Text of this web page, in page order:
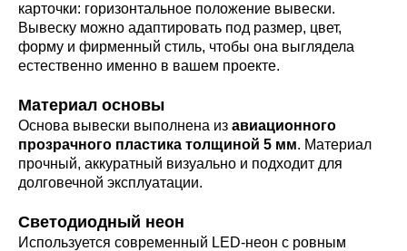
карточки: горизонтальное положение вывески.
Вывеску можно адаптировать под размер, цвет,
форму и фирменный стиль, чтобы она выглядела
естественно именно в вашем проекте.
Материал основы
Основа вывески выполнена из авиационного
прозрачного пластика толщиной 5 мм. Материал
прочный, аккуратный визуально и подходит для
долговечной эксплуатации.
Светодиодный неон
Используется современный LED-неон с ровным